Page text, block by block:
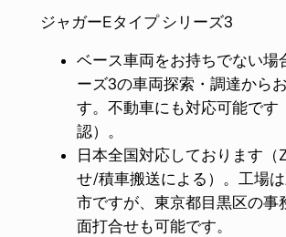
ジャガーEタイプ シリーズ3
ベース車両をお持ちでない場
ーズ3の車両探索・調達から
す。不動車にも対応可能です
認）。
日本全国対応しております（
せ/積車搬送による）。工場
市ですが、東京都目黒区の事
面打合せも可能です。